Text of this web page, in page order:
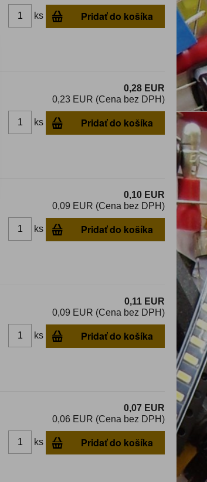
ks Pridať do košíka
0,28 EUR
0,23 EUR (Cena bez DPH)
ks Pridať do košíka
0,10 EUR
0,09 EUR (Cena bez DPH)
ks Pridať do košíka
0,11 EUR
0,09 EUR (Cena bez DPH)
ks Pridať do košíka
0,07 EUR
0,06 EUR (Cena bez DPH)
ks Pridať do košíka